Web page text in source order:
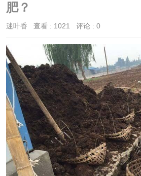
肥？
迷叶香 查看 : 1021 评论 : 0